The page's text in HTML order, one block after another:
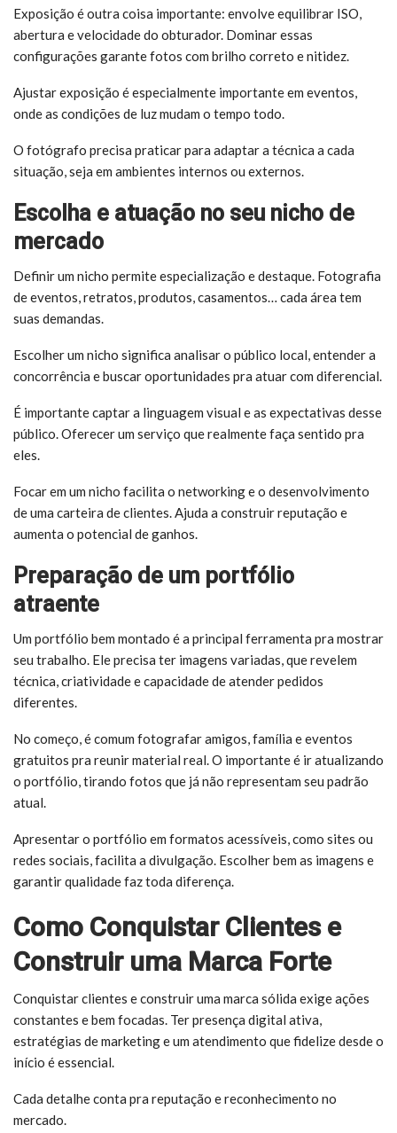
Exposição é outra coisa importante: envolve equilibrar ISO,
abertura e velocidade do obturador. Dominar essas
configurações garante fotos com brilho correto e nitidez.
Ajustar exposição é especialmente importante em eventos,
onde as condições de luz mudam o tempo todo.
O fotógrafo precisa praticar para adaptar a técnica a cada
situação, seja em ambientes internos ou externos.
Escolha e atuação no seu nicho de
mercado
Definir um nicho permite especialização e destaque. Fotografia
de eventos, retratos, produtos, casamentos… cada área tem
suas demandas.
Escolher um nicho significa analisar o público local, entender a
concorrência e buscar oportunidades pra atuar com diferencial.
É importante captar a linguagem visual e as expectativas desse
público. Oferecer um serviço que realmente faça sentido pra
eles.
Focar em um nicho facilita o networking e o desenvolvimento
de uma carteira de clientes. Ajuda a construir reputação e
aumenta o potencial de ganhos.
Preparação de um portfólio
atraente
Um portfólio bem montado é a principal ferramenta pra mostrar
seu trabalho. Ele precisa ter imagens variadas, que revelem
técnica, criatividade e capacidade de atender pedidos
diferentes.
No começo, é comum fotografar amigos, família e eventos
gratuitos pra reunir material real. O importante é ir atualizando
o portfólio, tirando fotos que já não representam seu padrão
atual.
Apresentar o portfólio em formatos acessíveis, como sites ou
redes sociais, facilita a divulgação. Escolher bem as imagens e
garantir qualidade faz toda diferença.
Como Conquistar Clientes e
Construir uma Marca Forte
Conquistar clientes e construir uma marca sólida exige ações
constantes e bem focadas. Ter presença digital ativa,
estratégias de marketing e um atendimento que fidelize desde o
início é essencial.
Cada detalhe conta pra reputação e reconhecimento no
mercado.